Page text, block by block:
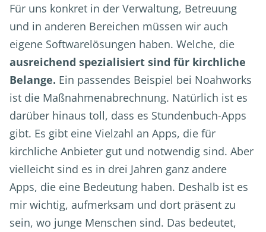
Für uns konkret in der Verwaltung, Betreuung
und in anderen Bereichen müssen wir auch
eigene Softwarelösungen haben. Welche, die
ausreichend spezialisiert sind für kirchliche
Belange. Ein passendes Beispiel bei Noahworks
ist die Maßnahmenabrechnung. Natürlich ist es
darüber hinaus toll, dass es Stundenbuch-Apps
gibt. Es gibt eine Vielzahl an Apps, die für
kirchliche Anbieter gut und notwendig sind. Aber
vielleicht sind es in drei Jahren ganz andere
Apps, die eine Bedeutung haben. Deshalb ist es
mir wichtig, aufmerksam und dort präsent zu
sein, wo junge Menschen sind. Das bedeutet,